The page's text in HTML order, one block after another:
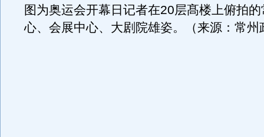
图为奥运会开幕日记者在20层髙楼上俯拍
心、会展中心、大剧院雄姿。（来源：常州